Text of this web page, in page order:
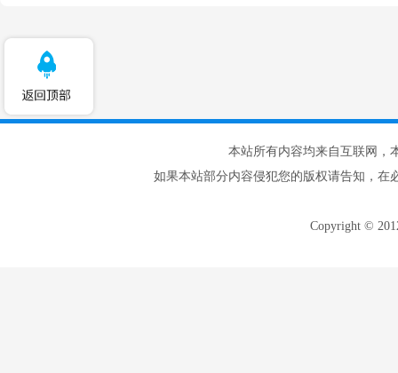
本站所有内容均来自互联网，
如果本站部分内容侵犯您的版权请告知，在
Copyright ©